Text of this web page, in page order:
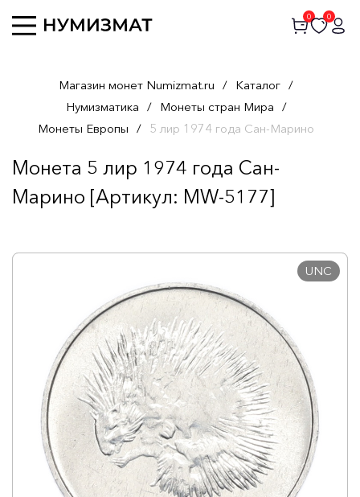
0 0
Магазин монет Numizmat.ru / Каталог /
Нумизматика / Монеты стран Мира /
Монеты Европы / 5 лир 1974 года Сан-Марино
Монета 5 лир 1974 года Сан-
Марино [Артикул: MW-5177]
UNC